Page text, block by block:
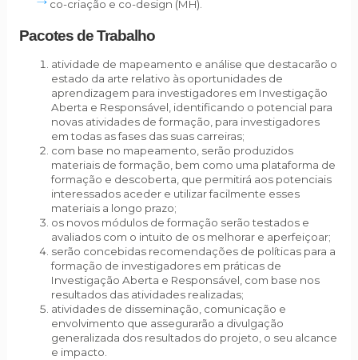
co-criação e co-design (MH).
Pacotes de Trabalho
atividade de mapeamento e análise que destacarão o
estado da arte relativo às oportunidades de
aprendizagem para investigadores em Investigação
Aberta e Responsável, identificando o potencial para
novas atividades de formação, para investigadores
em todas as fases das suas carreiras;
com base no mapeamento, serão produzidos
materiais de formação, bem como uma plataforma de
formação e descoberta, que permitirá aos potenciais
interessados aceder e utilizar facilmente esses
materiais a longo prazo;
os novos módulos de formação serão testados e
avaliados com o intuito de os melhorar e aperfeiçoar;
serão concebidas recomendações de políticas para a
formação de investigadores em práticas de
Investigação Aberta e Responsável, com base nos
resultados das atividades realizadas;
atividades de disseminação, comunicação e
envolvimento que assegurarão a divulgação
generalizada dos resultados do projeto, o seu alcance
e impacto.